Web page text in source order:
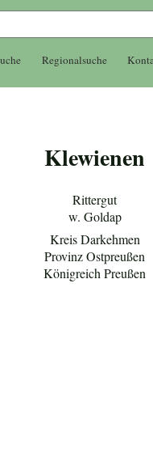
Regionalsuche
Klewienen
Rittergut
w. Goldap
Kreis Darkehmen
Provinz Ostpreußen
Königreich Preußen